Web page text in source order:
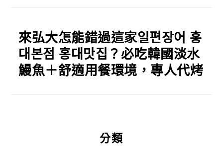
來弘大怎能錯過這家일편장어 홍
대본점 홍대맛집？必吃韓國淡水
鰻魚＋舒適用餐環境，專人代烤
分類